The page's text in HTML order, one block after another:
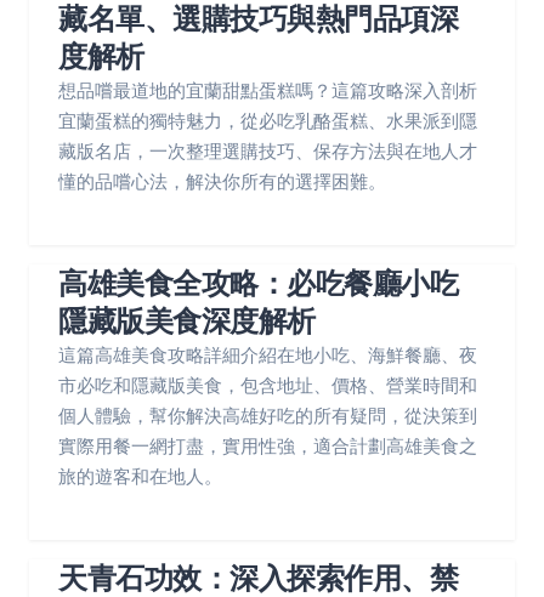
藏名單、選購技巧與熱門品項深
度解析
想品嚐最道地的宜蘭甜點蛋糕嗎？這篇攻略深入剖析
宜蘭蛋糕的獨特魅力，從必吃乳酪蛋糕、水果派到隱
藏版名店，一次整理選購技巧、保存方法與在地人才
懂的品嚐心法，解決你所有的選擇困難。
高雄美食全攻略：必吃餐廳小吃
隱藏版美食深度解析
這篇高雄美食攻略詳細介紹在地小吃、海鮮餐廳、夜
市必吃和隱藏版美食，包含地址、價格、營業時間和
個人體驗，幫你解決高雄好吃的所有疑問，從決策到
實際用餐一網打盡，實用性強，適合計劃高雄美食之
旅的遊客和在地人。
天青石功效：深入探索作用、禁